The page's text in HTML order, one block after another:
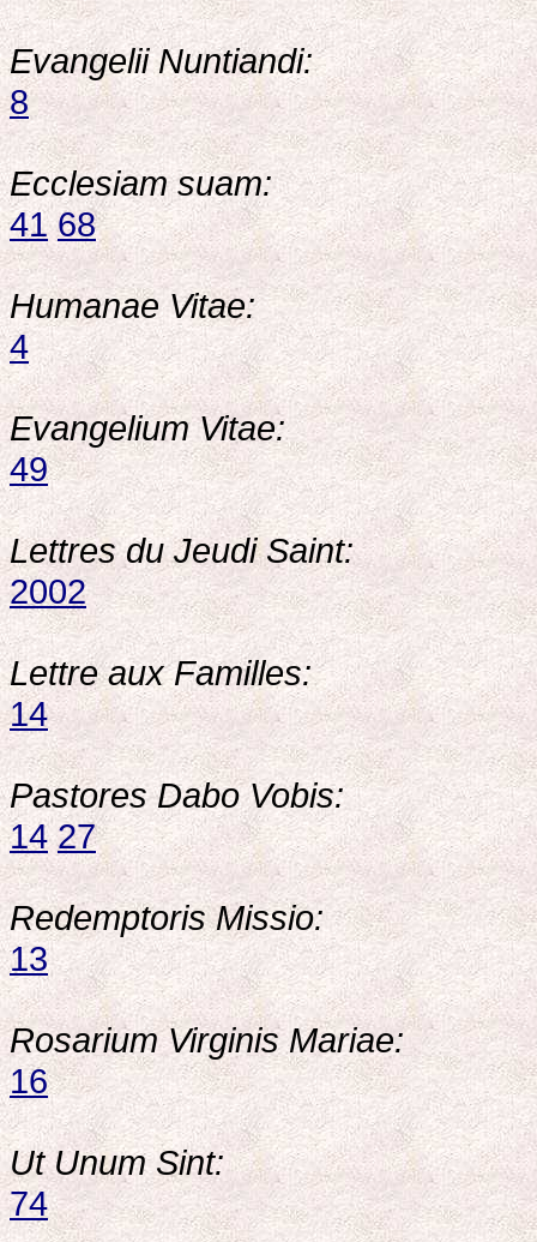
Evangelii Nuntiandi:
8
Ecclesiam suam:
41 68
Humanae Vitae:
4
Evangelium Vitae:
49
Lettres du Jeudi Saint:
2002
Lettre aux Familles:
14
Pastores Dabo Vobis:
14 27
Redemptoris Missio:
13
Rosarium Virginis Mariae:
16
Ut Unum Sint:
74